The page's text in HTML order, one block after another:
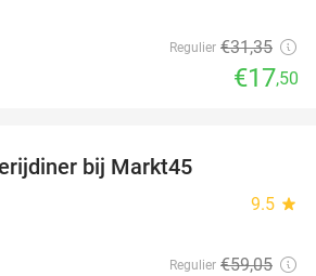
Regulier €31,35
€17,50
bij Markt45
9.5 star
Regulier €59,05